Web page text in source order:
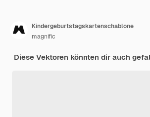
Kindergeburtstagskartenschablone
magnific
Diese Vektoren könnten dir auch